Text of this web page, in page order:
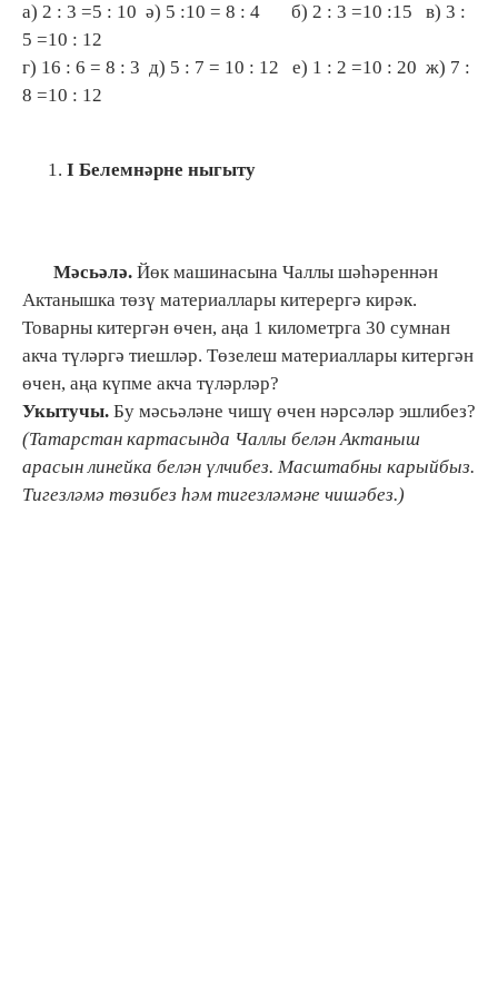
а) 2 : 3 =5 : 10 ә) 5 :10 = 8 : 4 б) 2 : 3 =10 :15 в) 3 :
5 =10 : 12
г) 16 : 6 = 8 : 3 д) 5 : 7 = 10 : 12
е) 1 : 2 =10 : 20 ж) 7 :
8 =10 : 12
I Белемнәрне ныгыту
Мәсьәлә. Йөк машинасына Чаллы шәһәреннән
Актанышка төзү материаллары китерергә кирәк.
Товарны китергән өчен, аңа 1 километрга 30 сумнан
акча түләргә тиешләр. Төзелеш материаллары китергән
өчен, аңа күпме акча түләрләр?
Укытучы. Бу мәсьәләне чишү өчен нәрсәләр эшлибез?
(Татарстан картасында Чаллы белән Актаныш
арасын линейка белән үлчибез. Масштабны карыйбыз.
Тигезләмә төзибез һәм тигезләмәне чишәбез.)